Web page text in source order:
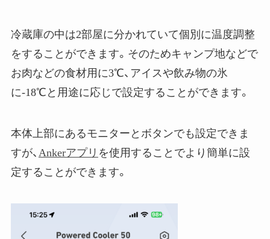
冷蔵庫の中は2部屋に分かれていて個別に温度調整
をすることができます。そのためキャンプ地などで
お肉などの食材用に3℃、アイスや飲み物の氷
に-18℃と用途に応じで設定することができます。
本体上部にあるモニターとボタンでも設定できま
すが、 Ankerアプリ を使用することでより簡単に設
定することができます。